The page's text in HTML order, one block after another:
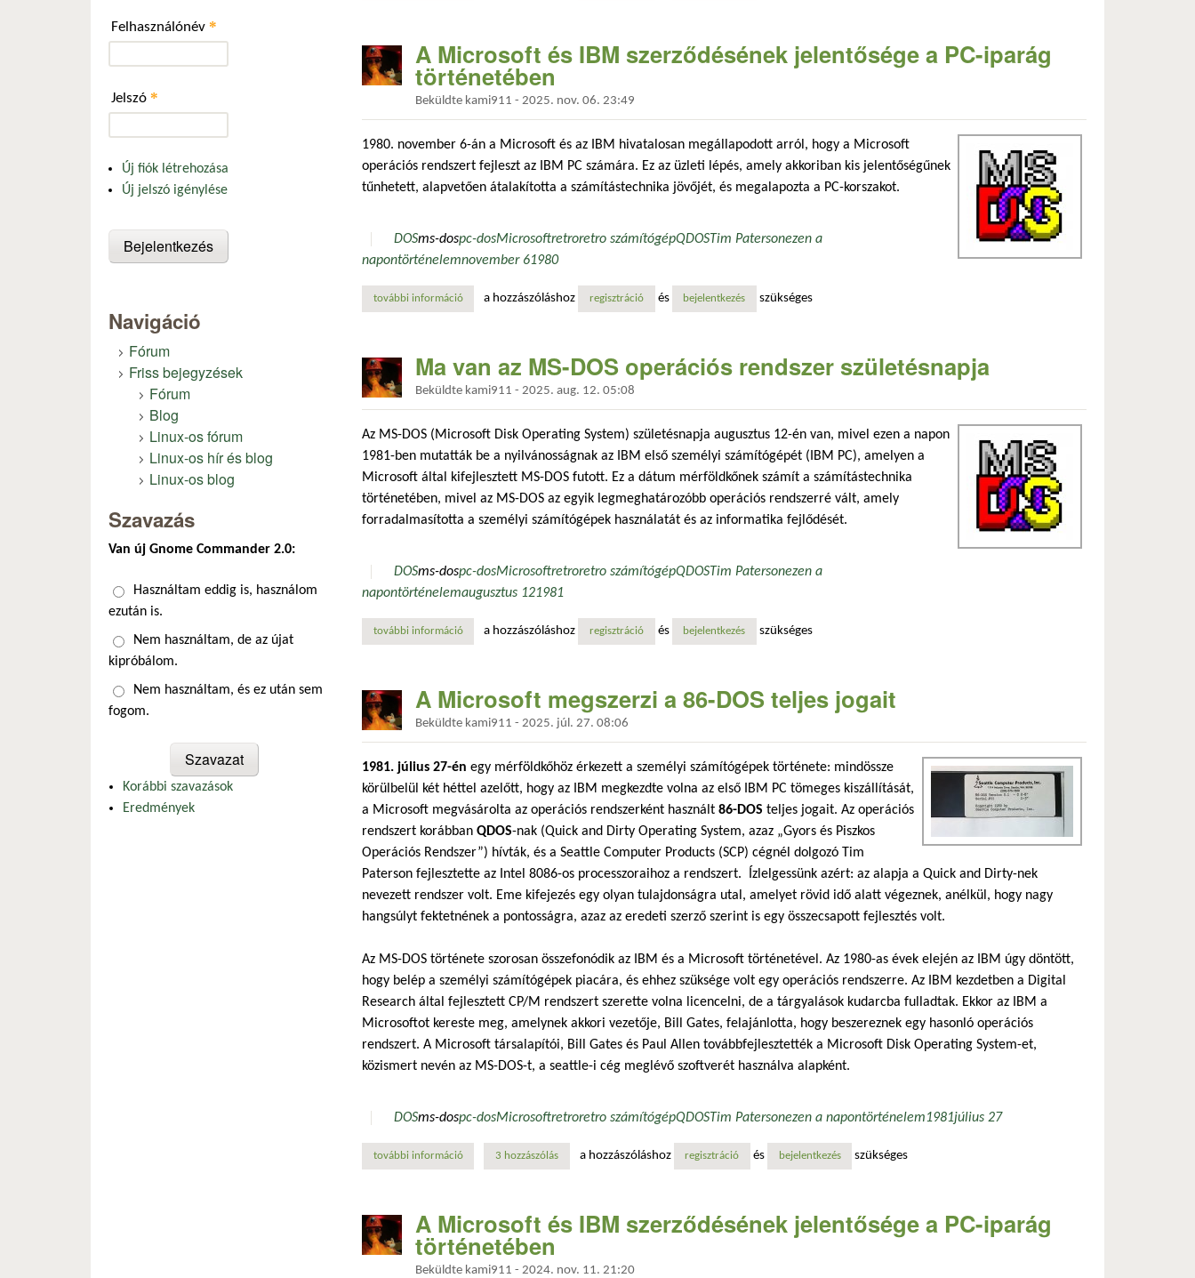
A Microsoft és IBM szerződésének jelentősége a PC-iparág
történetében
Beküldte kami911 - 2025. nov. 06. 23:49
1980. november 6-án a Microsoft és az IBM hivatalosan megállapodott arról, hogy a Microsoft
operációs rendszert fejleszt az IBM PC számára. Ez az üzleti lépés, amely akkoriban kis jelentőségűnek
tűnhetett, alapvetően átalakította a számítástechnika jövőjét, és megalapozta a PC-korszakot.
DOSms-dospc-dosMicrosoftretroretro számítógépQDOSTim Patersonezen a
napontörténelemnovember 61980
további információa microsoft és ibm szerződésének jelentősége a pc-iparág történetében tartalommal kapcsolatosan
a hozzászóláshoz regisztráció és bejelentkezés szükséges
Ma van az MS-DOS operációs rendszer születésnapja
Beküldte kami911 - 2025. aug. 12. 05:08
Az MS-DOS (Microsoft Disk Operating System) születésnapja augusztus 12-én van, mivel ezen a napon
1981-ben mutatták be a nyilvánosságnak az IBM első személyi számítógépét (IBM PC), amelyen a
Microsoft által kifejlesztett MS-DOS futott. Ez a dátum mérföldkőnek számít a számítástechnika
történetében, mivel az MS-DOS az egyik legmeghatározóbb operációs rendszerré vált, amely
forradalmasította a személyi számítógépek használatát és az informatika fejlődését.
DOSms-dospc-dosMicrosoftretroretro számítógépQDOSTim Patersonezen a
napontörténelemaugusztus 121981
további információma van az ms-dos operációs rendszer születésnapja tartalommal kapcsolatosan
a hozzászóláshoz regisztráció és bejelentkezés szükséges
A Microsoft megszerzi a 86-DOS teljes jogait
Beküldte kami911 - 2025. júl. 27. 08:06
1981. július 27-én egy mérföldkőhöz érkezett a személyi számítógépek története: mindössze
körülbelül két héttel azelőtt, hogy az IBM megkezdte volna az első IBM PC tömeges kiszállítását,
a Microsoft megvásárolta az operációs rendszerként használt 86-DOS teljes jogait. Az operációs
rendszert korábban QDOS-nak (Quick and Dirty Operating System, azaz „Gyors és Piszkos
Operációs Rendszer”) hívták, és a Seattle Computer Products (SCP) cégnél dolgozó Tim
Paterson fejlesztette az Intel 8086-os processzoraihoz a rendszert. Ízlelgessünk azért: az alapja a Quick and Dirty-nek
nevezett rendszer volt. Eme kifejezés egy olyan tulajdonságra utal, amelyet rövid idő alatt végeznek, anélkül, hogy nagy
hangsúlyt fektetnének a pontosságra, azaz az eredeti szerző szerint is egy összecsapott fejlesztés volt.
Az MS-DOS története szorosan összefonódik az IBM és a Microsoft történetével. Az 1980-as évek elején az IBM úgy döntött,
hogy belép a személyi számítógépek piacára, és ehhez szüksége volt egy operációs rendszerre. Az IBM kezdetben a Digital
Research által fejlesztett CP/M rendszert szerette volna licencelni, de a tárgyalások kudarcba fulladtak. Ekkor az IBM a
Microsoftot kereste meg, amelynek akkori vezetője, Bill Gates, felajánlotta, hogy beszereznek egy hasonló operációs
rendszert. A Microsoft társalapítói, Bill Gates és Paul Allen továbbfejlesztették a Microsoft Disk Operating System-et,
közismert nevén az MS-DOS-t, a seattle-i cég meglévő szoftverét használva alapként.
DOSms-dospc-dosMicrosoftretroretro számítógépQDOSTim Patersonezen a napontörténelem1981július 27
további információa microsoft megszerzi a 86-dos teljes jogait tartalommal kapcsolatosan
3 hozzászólás a hozzászóláshoz regisztráció és bejelentkezés szükséges
A Microsoft és IBM szerződésének jelentősége a PC-iparág
történetében
Beküldte kami911 - 2024. nov. 11. 21:20
Felhasználónév *
Jelszó *
Új fiók létrehozása
Új jelszó igénylése
Navigáció
Fórum
Friss bejegyzések
Fórum
Blog
Linux-os fórum
Linux-os hír és blog
Linux-os blog
Szavazás
Van új Gnome Commander 2.0:
Választások
Használtam eddig is, használom
ezután is.
Nem használtam, de az újat
kipróbálom.
Nem használtam, és ez után sem
fogom.
Korábbi szavazások
Eredmények